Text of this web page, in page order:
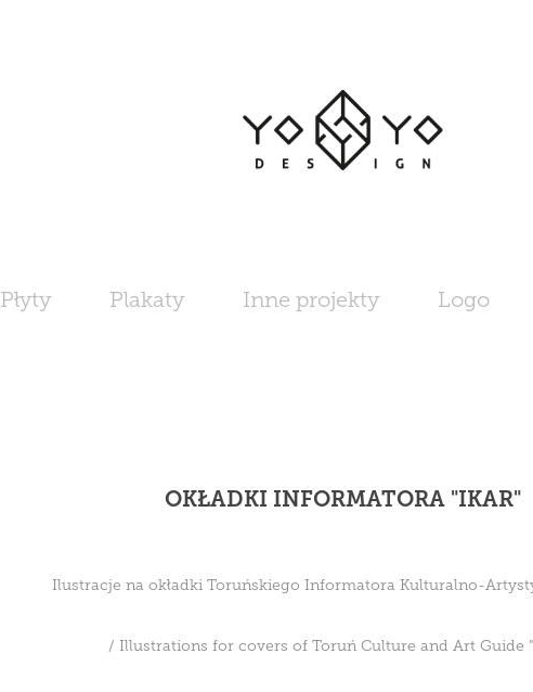
Płyty Plakaty Inne projekty Logo
OKŁADKI INFORMATORA "IKAR"
Ilustracje na okładki Toruńskiego Informatora Kulturalno-
/ Illustrations for covers of Toruń Culture and Art Guide